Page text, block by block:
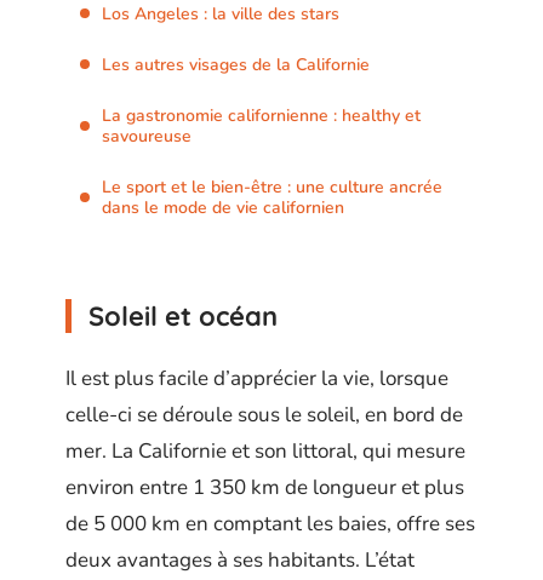
Los Angeles : la ville des stars
Les autres visages de la Californie
La gastronomie californienne : healthy et
savoureuse
Le sport et le bien-être : une culture ancrée
dans le mode de vie californien
Soleil et océan
Il est plus facile d’apprécier la vie, lorsque
celle-ci se déroule sous le soleil, en bord de
mer. La Californie et son littoral, qui mesure
environ entre 1 350 km de longueur et plus
de 5 000 km en comptant les baies, offre ses
deux avantages à ses habitants. L’état